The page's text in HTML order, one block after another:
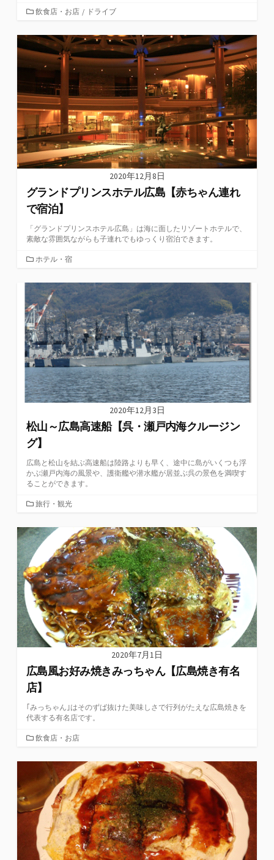
カ
ゴ
リ
ー
飲食店・お店 / ドライブ
2020年12月8日
グランドプリンスホテル広島【赤ちゃん連れ
で宿泊】
「グランドプリンスホテル広島」は海に面したリゾートホテルで、
素敵な雰囲気ながらも子連れでもゆっくり宿泊できます。
カ
ゴ
リ
ー
ホテル・宿
2020年12月3日
松山～広島高速船【呉・瀬戸内海クルージン
グ】
広島と松山を結ぶ高速船は陸路よりも早く、途中に島がいくつも浮
かぶ瀬戸内海の風景や、護衛艦や潜水艦が居並ぶ呉の景色を満喫す
ることができます。
カ
ゴ
リ
ー
旅行・観光
2020年7月1日
広島風お好み焼きみっちゃん【広島焼き有名
店】
｢みっちゃん｣はそのずば抜けた美味しさで行列がたえな広島焼きを
代表する有名店です。
カ
ゴ
ー
飲食店・お店